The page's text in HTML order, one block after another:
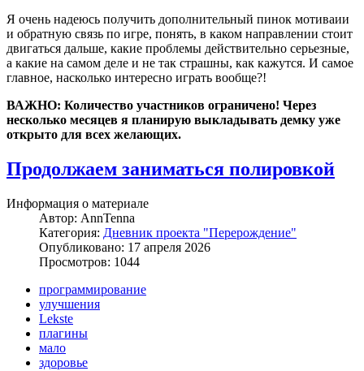
Я очень надеюсь получить дополнительный пинок мотиваии
и обратную связь по игре, понять, в каком направлении стоит
двигаться дальше, какие проблемы действительно серьезные,
а какие на самом деле и не так страшны, как кажутся. И самое
главное, насколько интересно играть вообще?!
ВАЖНО: Количество участников ограничено! Через
несколько месяцев я планирую выкладывать демку уже
открыто для всех желающих.
Продолжаем заниматься полировкой
Информация о материале
Автор: AnnTenna
Категория: Дневник проекта "Перерождение"
Опубликовано: 17 апреля 2026
Просмотров: 1044
программирование
улучшения
Lekste
плагины
мало
здоровье